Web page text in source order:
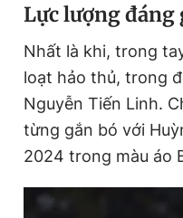
r
i
a
Lực lượng đáng
Nhất là khi, trong
loạt hảo thủ, trong
Nguyễn Tiến Linh.
từng gắn bó với
2024 trong màu áo